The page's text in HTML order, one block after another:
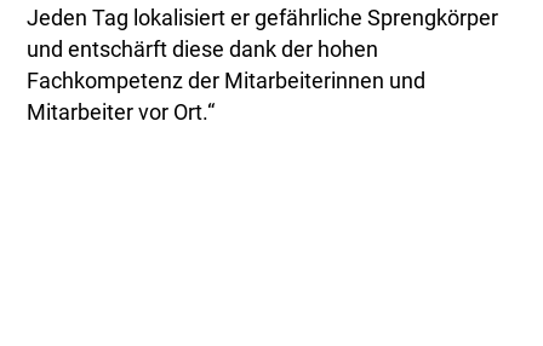
Jeden Tag lokalisiert er gefährliche Sprengkörper
und entschärft diese dank der hohen
Fachkompetenz der Mitarbeiterinnen und
Mitarbeiter vor Ort.“